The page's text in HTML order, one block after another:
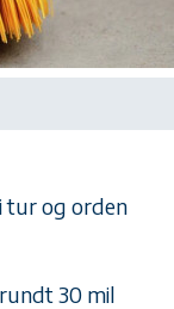
tur og orden
30 mil